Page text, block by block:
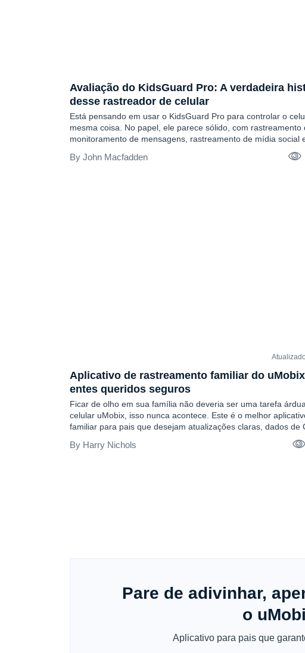
Avaliação do KidsGuard Pro: A verdadeira
desse rastreador de celular
Está pensando em usar o KidsGuard Pro para controlar o
mesma coisa. No papel, ele parece sólido, com rastreamento
monitoramento de mensagens, rastreamento de mídia social
espera ver em aplicativos semelhantes. Mas será que ele é
anunciado? É por isso que esta análise existe: para lhe dar
John Macfadden
Aplicativo de rastreamento familiar do
entes queridos seguros
Ficar de olho em sua família não deveria ser uma tarefa
celular uMobix, isso nunca acontece. Este é o melhor
familiar para pais que desejam atualizações claras, dados de
uma maneira simples de entender o que está acontecendo
filhos. Ele funciona silenciosamente, fornece percepções
Harry Nichols
Pare de adivinhar,
o
Aplicativo para pais que